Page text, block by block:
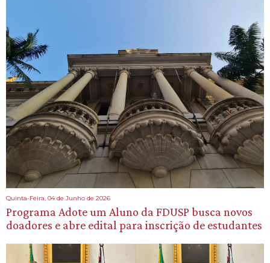
Quinta-Feira, 04 de Junho de 2026
Programa Adote um Aluno da FDUSP busca novos
doadores e abre edital para inscrição de estudantes